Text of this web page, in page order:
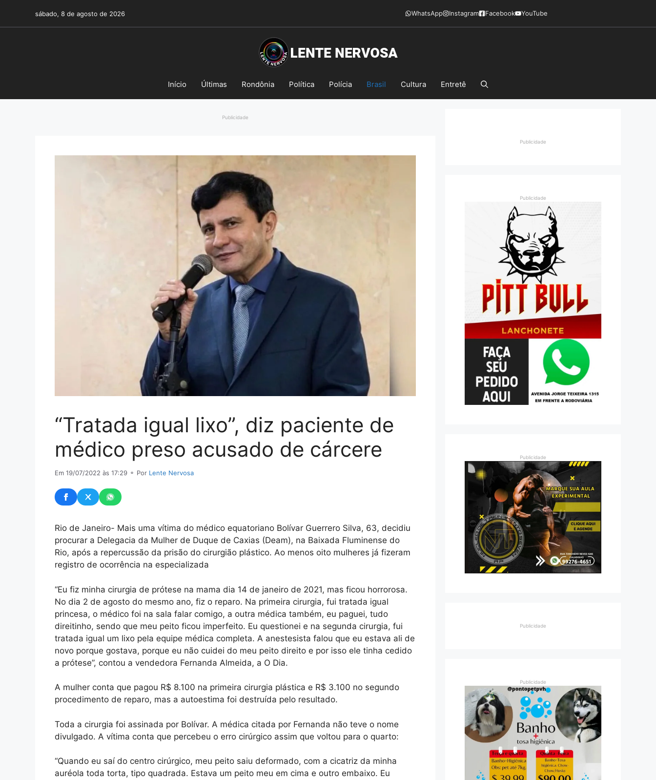
o
sábado, 8 de agosto de 2026 WhatsApp Instagram Facebook YouTube
Início Últimas Rondônia Política Polícia Brasil Cultura Entretê
Publicidade
“Tratada igual lixo”, diz paciente de
médico preso acusado de cárcere
Em 19/07/2022 às 17:29 ⚬ Por Lente Nervosa
Rio de Janeiro- Mais uma vítima do médico equatoriano Bolívar Guerrero Silva, 63, decidiu
procurar a Delegacia da Mulher de Duque de Caxias (Deam), na Baixada Fluminense do
Rio, após a repercussão da prisão do cirurgião plástico. Ao menos oito mulheres já fizeram
registro de ocorrência na especializada
“Eu fiz minha cirurgia de prótese na mama dia 14 de janeiro de 2021, mas ficou horrorosa.
No dia 2 de agosto do mesmo ano, fiz o reparo. Na primeira cirurgia, fui tratada igual
princesa, o médico foi na sala falar comigo, a outra médica também, eu paguei, tudo
direitinho, sendo que meu peito ficou imperfeito. Eu questionei e na segunda cirurgia, fui
tratada igual um lixo pela equipe médica completa. A anestesista falou que eu estava ali de
novo porque gostava, porque eu não cuidei do meu peito direito e por isso ele tinha cedido
a prótese”, contou a vendedora Fernanda Almeida, a O Dia.
A mulher conta que pagou R$ 8.100 na primeira cirurgia plástica e R$ 3.100 no segundo
procedimento de reparo, mas a autoestima foi destruída pelo resultado.
Toda a cirurgia foi assinada por Bolívar. A médica citada por Fernanda não teve o nome
divulgado. A vítima conta que percebeu o erro cirúrgico assim que voltou para o quarto:
“Quando eu saí do centro cirúrgico, meu peito saiu deformado, com a cicatriz da minha
auréola toda torta, tipo quadrada. Estava um peito meu em cima e outro embaixo. Eu
Publicidade
Publicidade
Publicidade
Publicidade
Publicidade